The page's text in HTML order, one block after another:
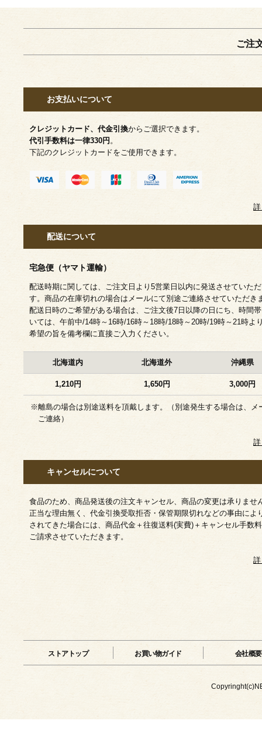
ご注
お支払いについて
クレジットカード、代金引換からご選択できます。
代引手数料は一律330円 。
下記のクレジットカードをご使用できます。
配送について
宅急便（ヤマト運輸）
配送時期に関しては、ご注文日より5営業日以内に発送させていた
す。商品の在庫切れの場合はメールにて別途ご連絡させていただき
配送日時のご希望がある場合は、ご注文後7日以降の日にち、時間
いては、午前中/14時～16時/16時～18時/18時～20時/19時～21時よ
希望の旨を備考欄に直接ご入力ください。
北海道内 北海道外 沖縄県
1,210円 1,650円 3,000円
※離島の場合は別途送料を頂戴します。（別途発生する場合は、メ
ご連絡）
キャンセルについて
食品のため、商品発送後の注文キャンセル、商品の変更は承りませ
正当な理由無く、代金引換受取拒否・保管期限切れなどの事由によ
されてきた場合には、商品代金＋往復送料(実費)＋キャンセル手数
ご請求させていただきます。
ストアトップ お買い物ガイド 会社概要